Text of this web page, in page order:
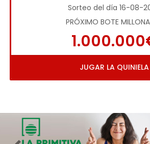
Sorteo del día 16-08-
PRÓXIMO BOTE
JUGAR LA QUINIELA